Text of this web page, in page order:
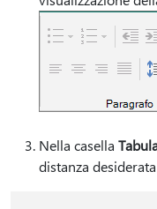
Nella casella
distanza